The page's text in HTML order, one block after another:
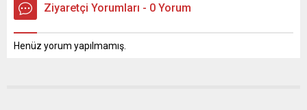
Ziyaretçi Yorumları - 0 Yorum
Henüz yorum yapılmamış.